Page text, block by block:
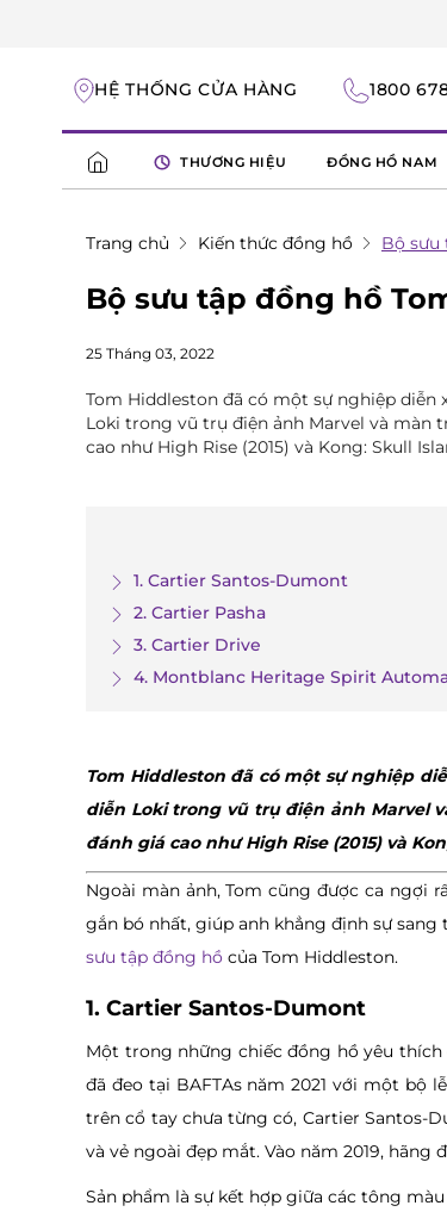
HỆ THỐNG CỬA HÀNG 1800
THƯƠNG HIỆU ĐỒNG HỒ NAM
Trang chủ Kiến thức đồng hồ Bộ sưu
Bộ sưu tập đồng hồ
25 Tháng 03, 2022
Tom Hiddleston đã có một sự nghiệp diễn
Loki trong vũ trụ điện ảnh Marvel và màn
cao như High Rise (2015) và Kong: Skull
1. Cartier Santos-Dumont
2. Cartier Pasha
3. Cartier Drive
4. Montblanc Heritage Spirit
Tom Hiddleston đã có một sự nghiệp
diễn Loki trong vũ trụ điện ảnh Marvel
đánh giá cao như High Rise (2015) và
Ngoài màn ảnh, Tom cũng được ca ngợi
gắn bó nhất, giúp anh khẳng định sự
sưu tập đồng hồ của Tom Hiddleston.
1. Cartier Santos-Dumont
Một trong những chiếc đồng hồ yêu
đã đeo tại BAFTAs năm 2021 với một bộ
trên cổ tay chưa từng có, Cartier Santos-
và vẻ ngoài đẹp mắt. Vào năm 2019,
Sản phẩm là sự kết hợp giữa các tông